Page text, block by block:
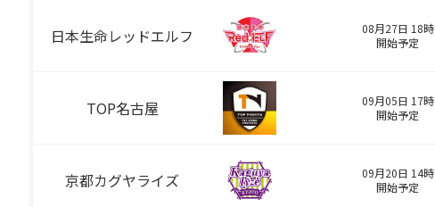
日本生命レッドエルフ
08月27日 18時
開始予定
TOP名古屋
09月05日 17時
開始予定
京都カグヤライズ
09月20日 14時
開始予定